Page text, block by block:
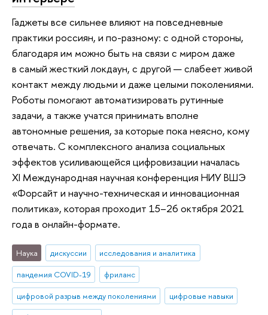
Гаджеты все сильнее влияют на повседневные
практики россиян, и по-разному: с одной стороны,
благодаря им можно быть на связи с миром даже
в самый жесткий локдаун, с другой — слабеет живой
контакт между людьми и даже целыми поколениями.
Роботы помогают автоматизировать рутинные
задачи, а также учатся принимать вполне
автономные решения, за которые пока неясно, кому
отвечать. С комплексного анализа социальных
эффектов усиливающейся цифровизации началась
XI Международная научная конференция НИУ ВШЭ
«Форсайт и научно-техническая и инновационная
политика», которая проходит 15–26 октября 2021
года в онлайн-формате.
Наука дискуссии
исследования и аналитика
пандемия COVID-19
фриланс
цифровой разрыв между поколениями
цифровые навыки